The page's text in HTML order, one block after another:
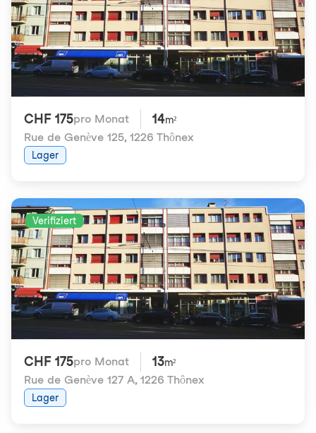
CHF 175pro Monat 14m²
Rue de Genève 125, 1226 Thônex
Lager
Verifiziert
CHF 175pro Monat 13m²
Rue de Genève 127 A, 1226 Thônex
Lager